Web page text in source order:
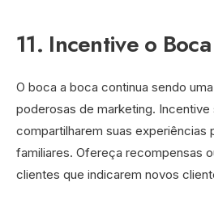
11. Incentive o
O boca a boca continua sendo
poderosas de marketing. Incentive
compartilharem suas experiências
familiares. Ofereça recompensas
clientes que indicarem novos